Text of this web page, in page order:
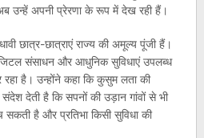
उन्हें अपनी प्रेरणा के रूप में देख रही हैं।
छात्र-छात्राएं राज्य की अमूल्य पूंजी हैं।
संसाधन और आधुनिक सुविधाएं उपलब्ध
है। उन्होंने कहा कि कुसुम लता की
संदेश देती है कि सपनों की उड़ान गांवों से भी
है और प्रतिभा किसी सुविधा की